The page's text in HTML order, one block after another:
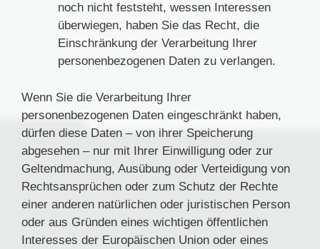
noch nicht feststeht, wessen Interessen
überwiegen, haben Sie das Recht, die
Einschränkung der Verarbeitung Ihrer
personenbezogenen Daten zu verlangen.
Wenn Sie die Verarbeitung Ihrer
personenbezogenen Daten eingeschränkt haben,
dürfen diese Daten – von ihrer Speicherung
abgesehen – nur mit Ihrer Einwilligung oder zur
Geltendmachung, Ausübung oder Verteidigung von
Rechtsansprüchen oder zum Schutz der Rechte
einer anderen natürlichen oder juristischen Person
oder aus Gründen eines wichtigen öffentlichen
Interesses der Europäischen Union oder eines